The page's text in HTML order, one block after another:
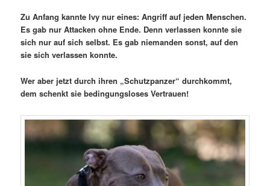
Zu Anfang kannte Ivy nur eines: Angriff auf jeden Menschen.
Es gab nur Attacken ohne Ende. Denn verlassen konnte sie
sich nur auf sich selbst. Es gab niemanden sonst, auf den
sie sich verlassen konnte.
Wer aber jetzt durch ihren „Schutzpanzer“ durchkommt,
dem schenkt sie bedingungsloses Vertrauen!